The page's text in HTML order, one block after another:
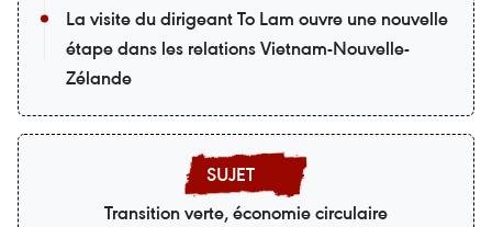
La visite du dirigeant To Lam ouvre une nouvelle
étape dans les relations Vietnam-Nouvelle-
Zélande
Transition verte, économie circulaire